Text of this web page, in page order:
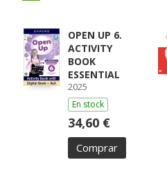
OPEN UP 6.
ACTIVITY
BOOK
ESSENTIAL
2025
En stock
34,60 €
Comprar